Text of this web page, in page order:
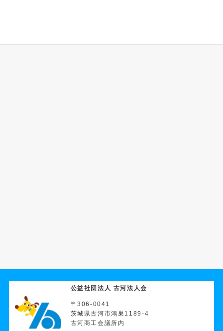
公益社団法人 古河法人会
〒306-0041
茨城県古河市鴻巣1189-4
古河商工会議所内